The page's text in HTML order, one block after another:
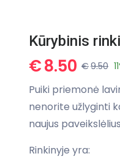
Kūrybinis
€8.50 €9.50
Puiki priemonė
nenorite užlyginti
naujus
Rinkinyje yra: